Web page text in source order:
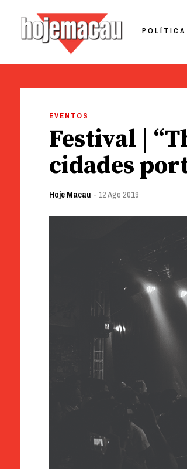
POLÍTICA
EVENTOS
Festival |
cidades
Hoje Macau - 12 Ago 2019